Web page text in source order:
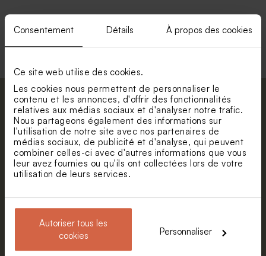
Consentement Détails À propos des cookies
Ce site web utilise des cookies.
Les cookies nous permettent de personnaliser le
contenu et les annonces, d'offrir des fonctionnalités
relatives aux médias sociaux et d'analyser notre trafic.
Nous partageons également des informations sur
l'utilisation de notre site avec nos partenaires de
médias sociaux, de publicité et d'analyse, qui peuvent
combiner celles-ci avec d'autres informations que vous
leur avez fournies ou qu'ils ont collectées lors de votre
utilisation de leurs services.
Autoriser tous les
cookies
Personnaliser
Voir toute la collection Calendrier
Abonnez-vous à la newsletter et restez
informé. Petite surprise : bénéficiez de 5%
de réduction.
Prénom
E-mail